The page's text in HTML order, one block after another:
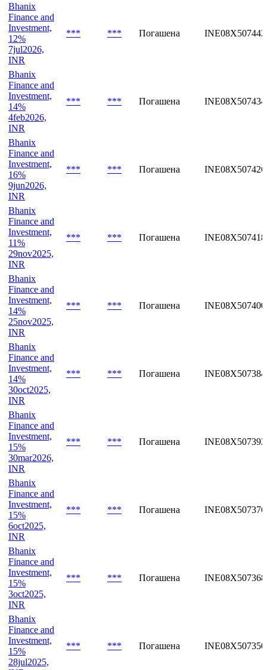
Bhanix
Finance and
Investment,
12%
7jul2026,
INR
*** *** Погашена INE08X507442
Bhanix
Finance and
Investment,
14%
4feb2026,
INR
*** *** Погашена INE08X507434
Bhanix
Finance and
Investment,
16%
9jun2026,
INR
*** *** Погашена INE08X507426
Bhanix
Finance and
Investment,
11%
29nov2025,
INR
*** *** Погашена INE08X507418
Bhanix
Finance and
Investment,
14%
25nov2025,
INR
*** *** Погашена INE08X507400
Bhanix
Finance and
Investment,
14%
30oct2025,
INR
*** *** Погашена INE08X507384
Bhanix
Finance and
Investment,
15%
30mar2026,
INR
*** *** Погашена INE08X507392
Bhanix
Finance and
Investment,
15%
6oct2025,
INR
*** *** Погашена INE08X507376
Bhanix
Finance and
Investment,
15%
3oct2025,
INR
*** *** Погашена INE08X507368
Bhanix
Finance and
Investment,
15%
28jul2025,
*** *** Погашена INE08X507350